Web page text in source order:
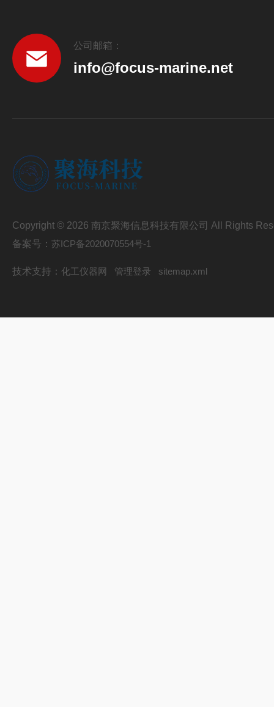
公司邮箱：
info@focus-marine.net
Copyright © 2026 南京聚海信息科技有限公司 All Rights
备案号： 苏ICP备2020070554号-1
技术支持： 化工仪器网 管理登录 sitemap.xml